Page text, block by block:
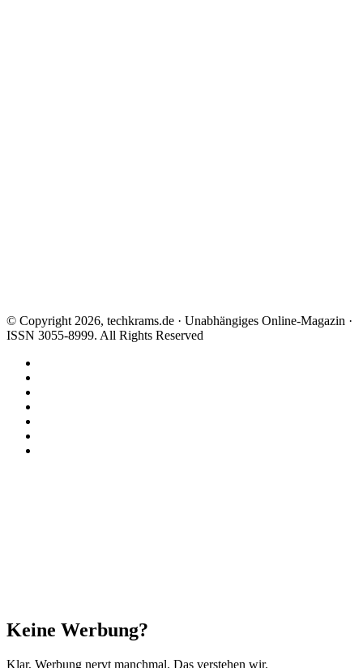
© Copyright 2026, techkrams.de · Unabhängiges Online-Magazin ·
ISSN 3055-8999. All Rights Reserved
Schließen
Keine Werbung?
Klar, Werbung nervt manchmal. Das verstehen wir.